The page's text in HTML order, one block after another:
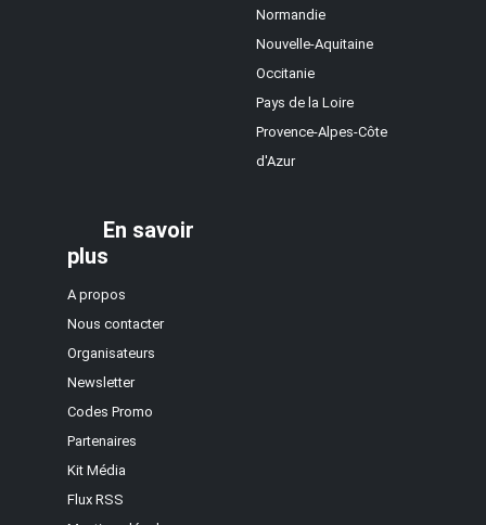
Normandie
Nouvelle-Aquitaine
Occitanie
Pays de la Loire
Provence-Alpes-Côte
d'Azur
En savoir
plus
A propos
Nous contacter
Organisateurs
Newsletter
Codes Promo
Partenaires
Kit Média
Flux RSS